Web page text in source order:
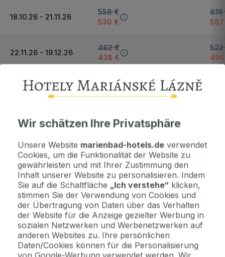
18.10.26 - 21.11.26
558 €
530 €
618
22.11.26 - 19.12.26
462 €
438 €
Nächster Zeitraum und Preise anzeigen
Kontaktdaten. Unterkunftsbedingungen und andere...
Als Geschenk kaufen
Machen Sie Freude mit einem Geschenkvoucher
Jetzt bezahlen Sie gar nichts.
Die Zahlungsmodalitäten erhalten Sie zusammen mit dem Angebot
per E-Mail.
Wir schätzen Ihre Privatsphäre
Unsere Website marienbad-hotels.de verwendet
Cookies, um die Funktionalität der Website zu
gewährleisten und mit Ihrer Zustimmung den
Inhalt unserer Website zu personalisieren. Indem
Sie auf die Schaltfläche „Ich verstehe“ klicken,
stimmen Sie der Verwendung von Cookies und
der Übertragung von Daten über das Verhalten
der Website für die Anzeige gezielter Werbung in
sozialen Netzwerken und Werbenetzwerken auf
anderen Websites zu. Ihre persönlichen
Daten/Cookies können für die Personalisierung